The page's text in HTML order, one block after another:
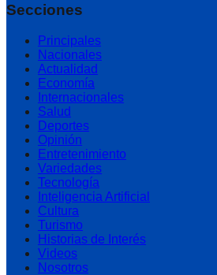
Secciones
Principales
Nacionales
Actualidad
Economía
Internacionales
Salud
Deportes
Opinión
Entretenimiento
Variedades
Tecnología
Inteligencia Artificial
Cultura
Turismo
Historias de Interés
Videos
Nosotros